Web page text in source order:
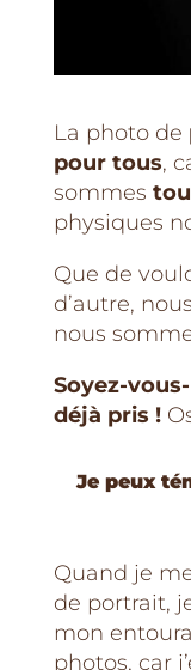
La photo de
pour tous,
sommes
physiques
Que de
d’autre,
nous
Soyez-
déjà pris !
Je peux
Quand je
de portrait,
mon
photos, car